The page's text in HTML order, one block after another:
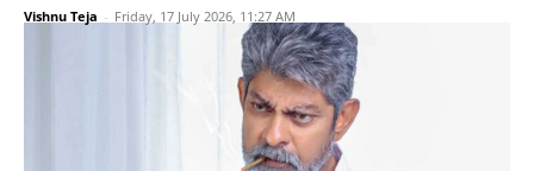
Vishnu Teja - Friday, 17 July 2026, 11:27 AM